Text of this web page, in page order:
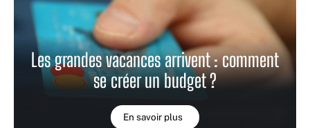
Les grandes vacances arrivent : comment
se créer un budget ?
En savoir plus